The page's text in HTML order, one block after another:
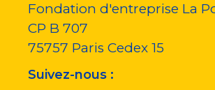
Fondation d'entreprise La
CP B 707
75757 Paris Cedex 15
Suivez-nous :